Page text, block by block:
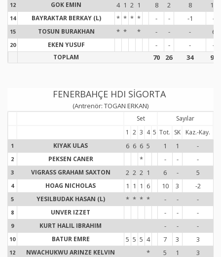
12 GOK EMIN 4 1 2 1 8 2 8 12
14 BAYRAKTAR BERKAY (L) * * * * - - -1 -
15 TOSUN BURAKHAN * * * - - - 6
20 EKEN YUSUF - - - -
TOPLAM 70 26 34 93
FENERBAHÇE HDI SİGORTA
(Antrenör: TOGAN ERKAN)
Set
Sayılar
1 2 3 4 5 Tot. SK Kaz.-Kay.
1 KIYAK ULAS 6 6 6 5 1 1 -
2 PEKSEN CANER * - - -
3 VIGRASS GRAHAM SAXTON 2 2 2 1 6 - 5
4 HOAG NICHOLAS 1 1 1 6 10 3 -2
5 YESILBUDAK HASAN (L) * * * * - - -
8 UNVER IZZET - - -
9 KURT HALIL IBRAHIM - - -
10 BATUR EMRE 5 5 5 4 7 3 3
12 NWACHUKWU ARINZE KELVIN * 5 1 3